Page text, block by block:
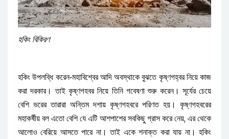
হকিং বিকিরণ
হকিং উপলব্ধি করেন-মহাবিশ্বের আদি অবস্থাকে বুঝতে কৃষ্ণগহ্বর নিয়ে কাজ
করা দরকার। তাই কৃষ্ণগহবর নিয়ে তিনি গবেষণা শুরু করেন। সূর্যের চেয়ে
বেশি ভরের তারারা অন্তিম দশায় কৃষ্ণগহবরে পরিণত হয় ।
কৃষ্ণগহবরের
মহাকর্ষীয় বল এতো বেশি যে এটি আশপাশের সবকিছু গ্রাস করে নেয়,এর থেকে
আলোও বেরিয়ে আসতে পারে না। তাই একে শনাক্ত করা যায় না। হকিং